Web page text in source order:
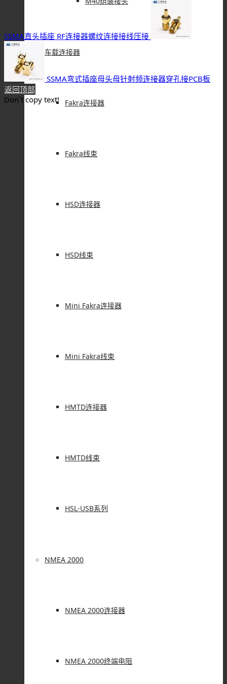
车载连接器
Fakra连接器
Fakra线束
HSD连接器
HSD线束
Mini Fakra连接器
Mini Fakra线束
HMTD连接器
HMTD线束
HSL-USB系列
NMEA 2000
NMEA 2000连接器
NMEA 2000终端电阻
SSMA直头插座 RF连接器螺纹连接接线压接
SSMA弯式插座母头母针射频连接器穿孔接PCB板
返回顶部
Don`t copy text!